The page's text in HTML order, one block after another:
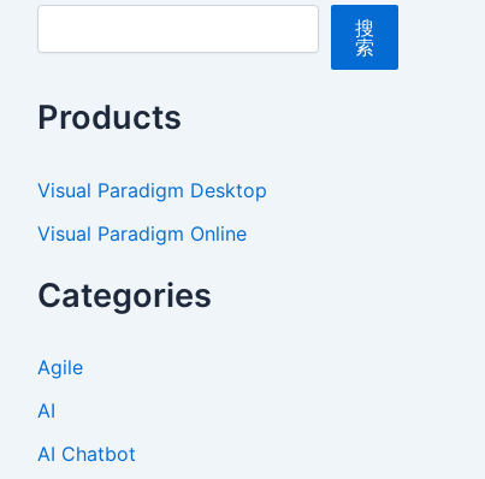
搜
索
Products
Visual Paradigm Desktop
Visual Paradigm Online
Categories
Agile
AI
AI Chatbot